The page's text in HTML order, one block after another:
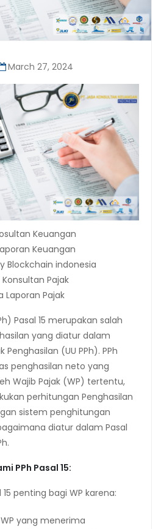
March 27, 2024
Keuangan
Keuangan
Blockchain indonesia
Konsultan Pajak
Laporan Pajak
Pasal 15 merupakan salah
yang diatur dalam
(UU PPh). PPh
penghasilan neto yang
Wajib Pajak (WP) tertentu,
perhitungan Penghasilan
sistem penghitungan
diatur dalam Pasal
PPh Pasal 15:
penting bagi WP karena:
WP yang menerima